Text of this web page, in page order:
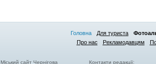
Головна Для туриста
Про нас
Рекламодавцям
Міський сайт Чернігова
Контакти редакції: